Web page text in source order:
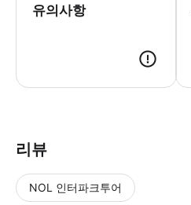
유의사항
리뷰
NOL 인터파크투어